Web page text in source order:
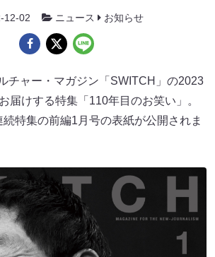
12-02 ニュース お知らせ
チャー・マガジン「SWITCH」の2023
届けする特集「110年目のお笑い」。
特集の前編1月号の表紙が公開されま